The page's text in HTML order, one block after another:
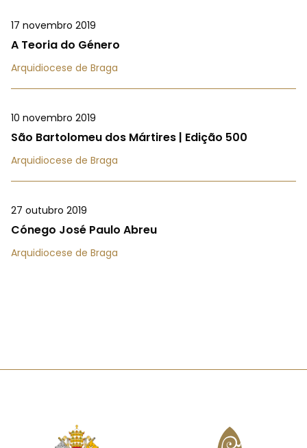
17 novembro 2019
A Teoria do Género
Arquidiocese de Braga
10 novembro 2019
São Bartolomeu dos Mártires | Edição 500
Arquidiocese de Braga
27 outubro 2019
Cónego José Paulo Abreu
Arquidiocese de Braga